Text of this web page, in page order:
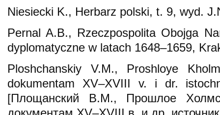
Niesiecki K., Herbarz polski, t. 9, wyd.
Pernal A.B., Rzeczpospolita Obojga
dyplomatyczne w latach 1648–1659,
Ploshchanskiy V.M., Proshloye
dokumentam XV–XVIII v. i dr.
[Площанский В.М., Прошлое